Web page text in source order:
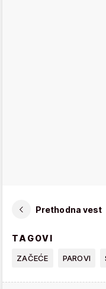
Prethodna vest
TAGOVI
ZAČEĆE PAROVI